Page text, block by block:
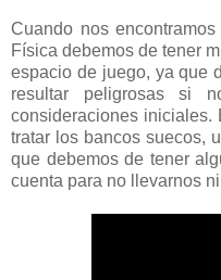
Cuando nos
Física debemos de tener
espacio de juego, ya que
resultar peligrosas si
consideraciones iniciales.
tratar los bancos suecos,
que debemos de tener
cuenta para no llevarnos